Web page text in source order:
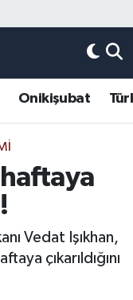
Onikişubat
Vedat Işıkhan,
çıkarıldığını
Haritası